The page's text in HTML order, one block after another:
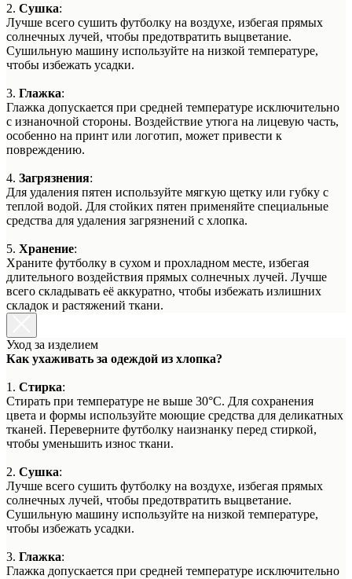
2. Сушка:
Лучше всего сушить футболку на воздухе, избегая прямых
солнечных лучей, чтобы предотвратить выцветание.
Сушильную машину используйте на низкой температуре,
чтобы избежать усадки.
3. Глажка:
Глажка допускается при средней температуре исключительно
с изнаночной стороны. Воздействие утюга на лицевую часть,
особенно на принт или логотип, может привести к
повреждению.
4. Загрязнения:
Для удаления пятен используйте мягкую щетку или губку с
теплой водой. Для стойких пятен применяйте специальные
средства для удаления загрязнений с хлопка.
5. Хранение:
Храните футболку в сухом и прохладном месте, избегая
длительного воздействия прямых солнечных лучей. Лучше
всего складывать её аккуратно, чтобы избежать излишних
складок и растяжений ткани.
Уход за изделием
Как ухаживать за одеждой из хлопка?
1. Стирка:
Стирать при температуре не выше 30°C. Для сохранения
цвета и формы используйте моющие средства для деликатных
тканей. Переверните футболку наизнанку перед стиркой,
чтобы уменьшить износ ткани.
2. Сушка:
Лучше всего сушить футболку на воздухе, избегая прямых
солнечных лучей, чтобы предотвратить выцветание.
Сушильную машину используйте на низкой температуре,
чтобы избежать усадки.
3. Глажка:
Глажка допускается при средней температуре исключительно